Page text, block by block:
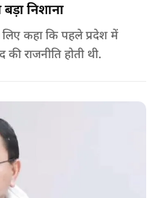
निशाना
कहा कि पहले प्रदेश में
राजनीति होती थी.